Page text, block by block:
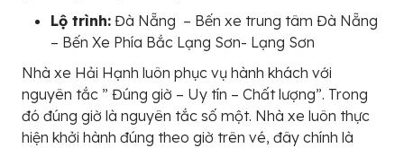
Lộ trình: Đà Nẵng – Bến xe trung tâm Đà Nẵng
– Bến Xe Phía Bắc Lạng Sơn- Lạng Sơn
Nhà xe Hải Hạnh luôn phục vụ hành khách với
nguyên tắc ” Đúng giờ – Uy tín – Chất lượng”. Trong
đó đúng giờ là nguyên tắc số một. Nhà xe luôn thực
hiện khởi hành đúng theo giờ trên vé, đây chính là